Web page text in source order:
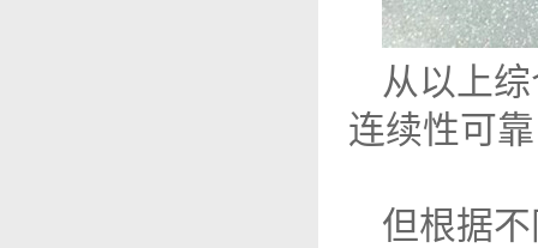
从以上
连续性可
但根据